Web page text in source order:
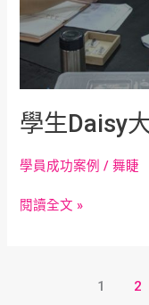
學生Daisy
學員成功案例 /舞睫
閱讀全文 »
1 2